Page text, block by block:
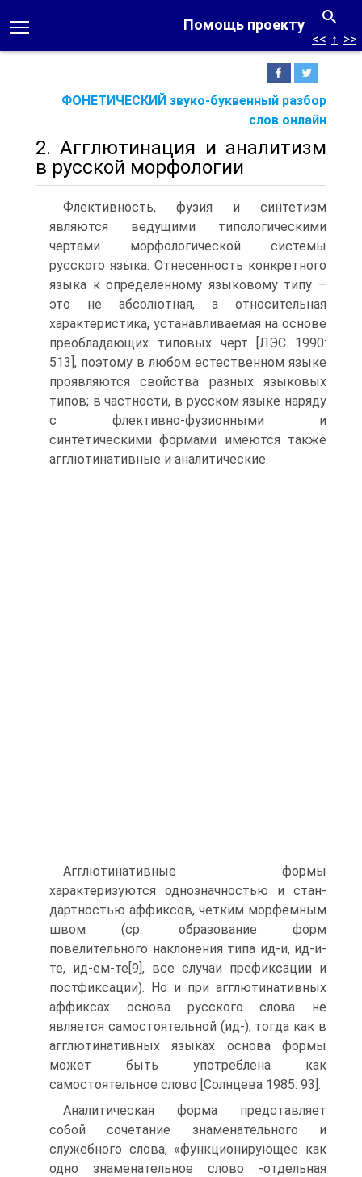
Помощь проекту
ФОНЕТИЧЕСКИЙ звуко-буквенный разбор
слов онлайн
<< ↑ >>
2. Агглютинация и аналитизм
в русской морфологии
Флективность, фузия и синтетизм
являются ведущими типологиче­скими
чертами морфологической системы
русского языка. Отнесенность конкретного
языка к определенному языковому типу –
это не абсолют­ная, а относительная
характеристика, устанавливаемая на основе
преоб­ладающих типовых черт [ЛЭС 1990:
513], поэтому в любом естественном языке
проявляются свойства разных языковых
типов; в частности, в рус­ском языке наряду
с флективно-фузионными и
синтетическими формами имеются также
агглютинативные и аналитические.
Агглютинативные формы
характеризуются однозначностью и стан­
дартностью аффиксов, четким морфемным
швом (ср. образование форм
повелительного наклонения типа ид-и, ид-и-
те, ид-ем-те[9], все случаи префиксации и
постфиксации). Но и при агглютинативных
аффиксах основа русского слова не
является самостоятельной (ид-), тогда как в
агглютинативных языках основа формы
может быть употреблена как
самостоятельное слово [Солнцева 1985: 93].
Аналитическая форма представляет
собой сочетание знаменательного и
служебного слова, «функционирующее как
одно знаменательное слово -отдельная